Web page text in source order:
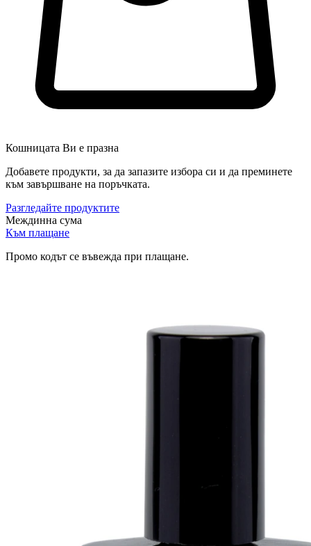
Кошницата Ви е празна
Добавете продукти, за да запазите избора си и да преминете
към завършване на поръчката.
Разгледайте продуктите
Междинна сума
Към плащане
Промо кодът се въвежда при плащане.